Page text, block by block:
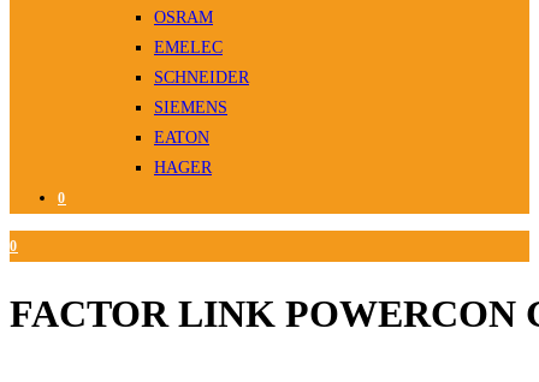
OSRAM
EMELEC
SCHNEIDER
SIEMENS
EATON
HAGER
0
0
FACTOR LINK POWERCON